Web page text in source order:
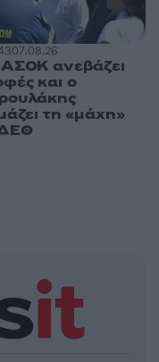
07.08.26
ανεβάζει
και ο
τη «μάχη»